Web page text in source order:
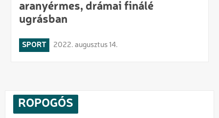
aranyérmes, drámai finálé
ugrásban
SPORT 2022. augusztus 14.
ROPOGÓS